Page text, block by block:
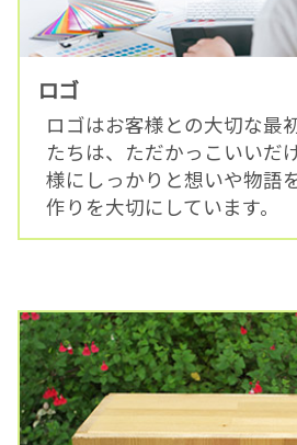
ロゴ
ロゴはお客様との大切な最
たちは、ただかっこいいだ
様にしっかりと想いや物語
作りを大切にしています。